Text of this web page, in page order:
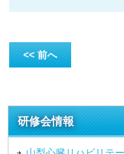
<< 前へ
研修会情報